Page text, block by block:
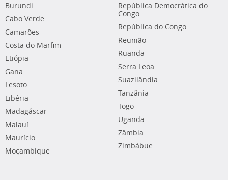
Burundi
Cabo Verde
Camarões
Costa do Marfim
Etiópia
Gana
Lesoto
Libéria
Madagáscar
Malauí
Maurício
Moçambique
República Democrática do
Congo
República do Congo
Reunião
Ruanda
Serra Leoa
Suazilândia
Tanzânia
Togo
Uganda
Zâmbia
Zimbábue